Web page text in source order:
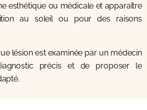
esthétique ou médicale et apparaître
au soleil ou pour des raisons
lésion est examinée par un médecin
précis et de proposer le